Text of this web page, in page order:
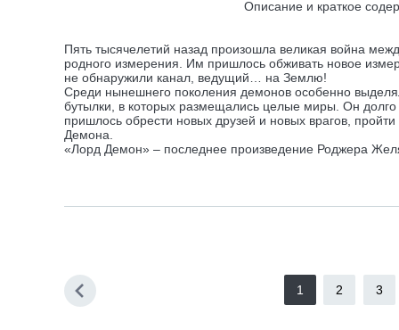
Описание и краткое
Пять тысячелетий назад произошла великая война
родного измерения. Им пришлось обживать новое
не обнаружили канал, ведущий… на Землю!
Среди нынешнего поколения демонов особенно
бутылки, в которых размещались целые миры. Он
пришлось обрести новых друзей и новых врагов,
Демона.
«Лорд Демон» – последнее произведение Роджера
1 2 3